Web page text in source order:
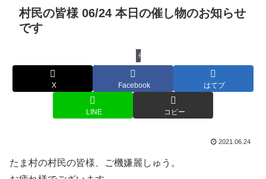
村民の皆様 06/24 本日の催し物のお知らせ
です
催し物
X Facebook はてブ
LINE コピー
2021.06.24
たま村の村民の皆様、ご機嫌麗しゅう。